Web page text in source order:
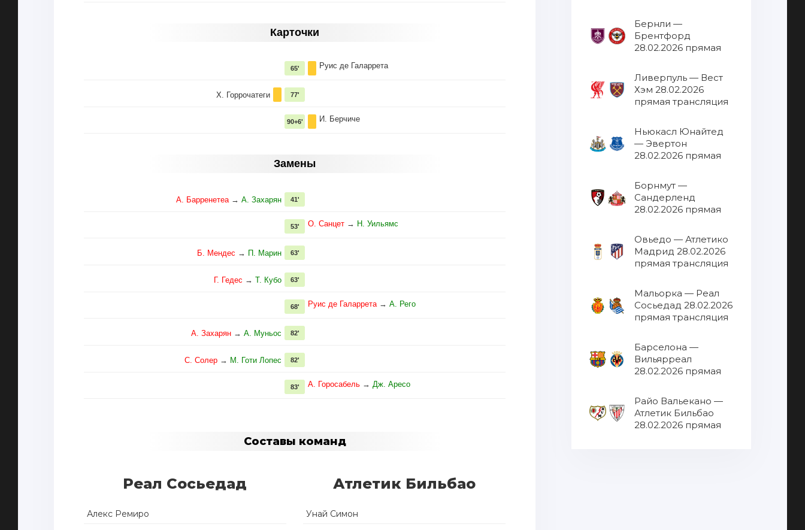
Карточки
Руис де Галаррета
65'
Х. Горрочатеги 77'
И. Берчиче
90+6'
Замены
А. Барренетеа → А. Захарян 41'
О. Санцет → Н. Уильямс
53'
Б. Мендес → П. Марин 63'
Г. Гедес → Т. Кубо 63'
Руис де Галаррета → А. Рего
68'
А. Захарян → А. Муньос 82'
С. Солер → М. Готи Лопес 82'
А. Горосабель → Дж. Аресо
83'
Составы команд
Реал Сосьедад
Алекс Ремиро
Атлетик Бильбао
Унай Симон
Бернли —
Брентфорд
28.02.2026 прямая
Ливерпуль — Вест
Хэм 28.02.2026
прямая трансляция
Ньюкасл Юнайтед
— Эвертон
28.02.2026 прямая
Борнмут —
Сандерленд
28.02.2026 прямая
Овьедо — Атлетико
Мадрид 28.02.2026
прямая трансляция
Мальорка — Реал
Сосьедад 28.02.2026
прямая трансляция
Барселона —
Вильярреал
28.02.2026 прямая
Райо Вальекано —
Атлетик Бильбао
28.02.2026 прямая